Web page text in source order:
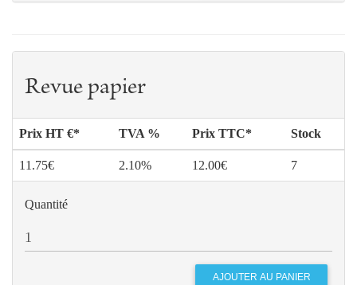
Revue papier
Prix HT €* TVA % Prix TTC* Stock
11.75€ 2.10% 12.00€ 7
Quantité